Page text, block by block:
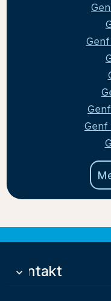
Genf
Kontakt
keyboard_arrow_down